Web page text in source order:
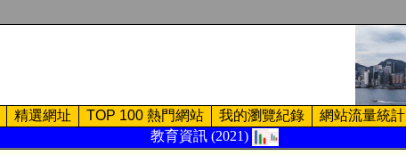
精選網址 TOP 100 熱門網站 我的瀏覽紀錄 網站流量統計
教育資訊 (2021)